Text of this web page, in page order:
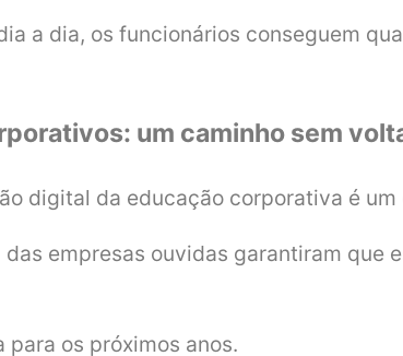
a dia, os funcionários conseguem
um caminho sem
digital da educação corporativa é
empresas ouvidas garantiram que
os próximos anos.